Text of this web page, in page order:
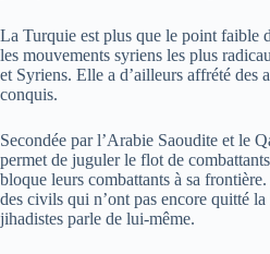
La Turquie est plus que le point faible
les mouvements syriens les plus
et Syriens. Elle a d’ailleurs affrété des
conquis.
Secondée par l’Arabie Saoudite et le
permet de juguler le flot de
bloque leurs combattants à sa
des civils qui n’ont pas encore quitté
jihadistes parle de lui-même.